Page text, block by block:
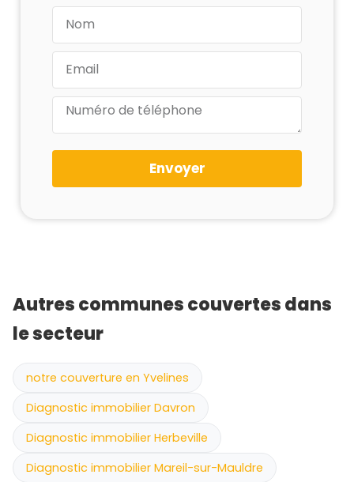
Envoyer
Autres communes couvertes dans
le secteur
notre couverture en Yvelines
Diagnostic immobilier Davron
Diagnostic immobilier Herbeville
Diagnostic immobilier Mareil-sur-Mauldre